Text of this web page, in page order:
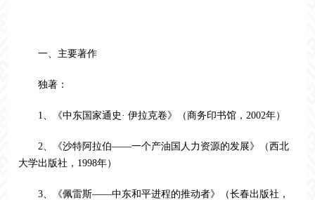
一、主要著作
独著：
1、《中东国家通史· 伊拉克卷》（商务印书馆，2002年）
2、《沙特阿拉伯——一个产油国人力资源的发展》（西北
大学出版社，1998年）
3、《佩雷斯——中东和平进程的推动者》（长春出版社，